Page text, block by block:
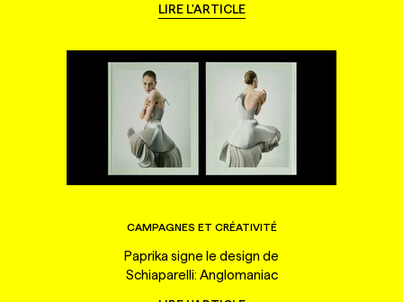
LIRE L'ARTICLE
CAMPAGNES ET CRÉATIVITÉ
Paprika signe le design de
Schiaparelli: Anglomaniac